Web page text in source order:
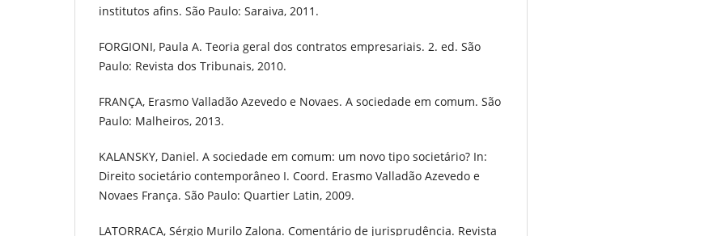
institutos afins. São Paulo: Saraiva, 2011.
FORGIONI, Paula A. Teoria geral dos contratos empresariais. 2. ed. São
Paulo: Revista dos Tribunais, 2010.
FRANÇA, Erasmo Valladão Azevedo e Novaes. A sociedade em comum. São
Paulo: Malheiros, 2013.
KALANSKY, Daniel. A sociedade em comum: um novo tipo societário? In:
Direito societário contemporâneo I. Coord. Erasmo Valladão Azevedo e
Novaes França. São Paulo: Quartier Latin, 2009.
LATORRACA, Sérgio Murilo Zalona. Comentário de jurisprudência. Revista